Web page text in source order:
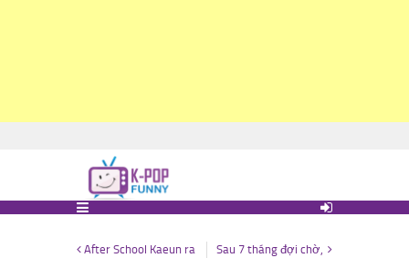
After School Kaeun ra
Sau 7 tháng đợi chờ,